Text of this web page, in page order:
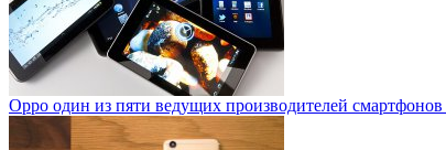
Oppo один из пяти ведущих производителей смартфонов